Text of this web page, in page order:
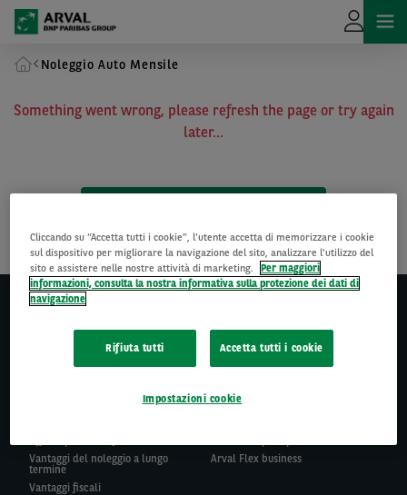
Noleggio Auto Mensile
Something went wrong, please refresh the page or try again
later...
Noleggio a lungo termine
Offerte per le aziende e partite iva
Vantaggi del noleggio a lungo
termine
Vantaggi fiscali
Noleggio flessibile mensile
Offerte per privati
Arval Flex business
Cliccando su “Accetta tutti i cookie”, l'utente accetta di memorizzare i cookie
sul dispositivo per migliorare la navigazione del sito, analizzare l'utilizzo del
sito e assistere nelle nostre attività di marketing.
Per maggiori
informazioni, consulta la nostra informativa sulla protezione dei dati di
navigazione
Rifiuta tutti Accetta tutti i cookie
Impostazioni cookie